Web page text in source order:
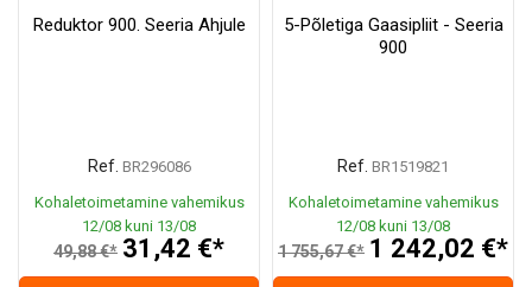
Reduktor 900. Seeria Ahjule
Ref. BR296086
Kohaletoimetamine vahemikus
12/08 kuni 13/08
49,88 €* 31,42 €*
5-Põletiga Gaasipliit - Seeria
900
Ref. BR1519821
Kohaletoimetamine vahemikus
12/08 kuni 13/08
1 755,67 €* 1 242,02 €*